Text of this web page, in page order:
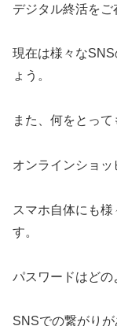
デジタル終活をご
現在は様々な
ょう。
また、何をとって
オンラインショッ
スマホ自体にも様
す。
パスワードはどの
SNSでの繋がり